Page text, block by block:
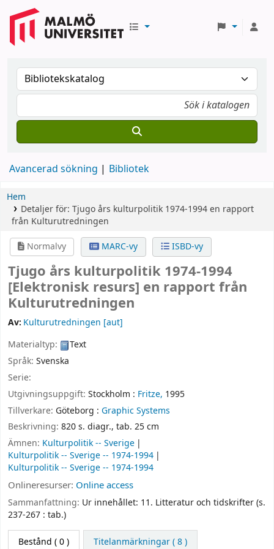
Avancerad sökning Bibliotek
Hem
Detaljer för: Tjugo års kulturpolitik 1974-1994en rapport
från Kulturutredningen
Normalvy
MARC-vy ISBD-vy
Tjugo års kulturpolitik 1974-1994
[Elektronisk resurs] en rapport från
Kulturutredningen
Av: Kulturutredningen [aut]
Materialtyp:
Text
Språk: Svenska
Serie:
Utgivningsuppgift: Stockholm : Fritze, 1995
Tillverkare: Göteborg : Graphic Systems
Beskrivning: 820 s. diagr., tab. 25 cm
Ämnen: Kulturpolitik -- Sverige
Kulturpolitik -- Sverige -- 1974-1994
Kulturpolitik -- Sverige -- 1974-1994
Onlineresurser: Online access
Sammanfattning: Ur innehållet: 11. Litteratur och tidskrifter (s.
237-267 : tab.)
Bestånd ( 0 ) Titelanmärkningar ( 8 )